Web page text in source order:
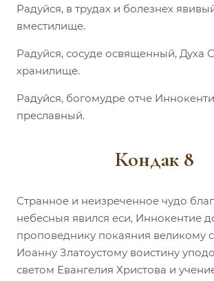
Радуйся, в трудах и болезнех
вместилище.
Радуйся, сосуде освященный, Духа
хранилище.
Радуйся, богомудре отче
преславный.
Кондак 8
Странное и неизреченное чудо
небесныя явился еси, Иннокентие
проповеднику покаяния великому
Иоанну Златоустому воистину
светом Евангелия Христова и